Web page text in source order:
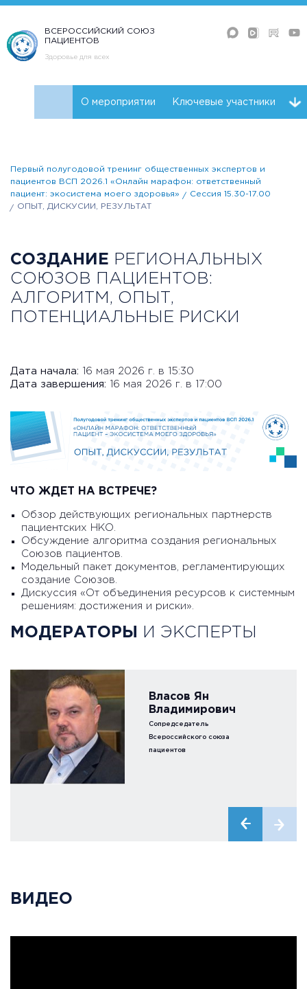
ВСЕРОССИЙСКИЙ СОЮЗ
ПАЦИЕНТОВ
Здоровье для всех
О мероприятии Ключевые участники
Первый полугодовой тренинг общественных экспертов и
пациентов ВСП 2026.1 «Онлайн марафон: ответственный
пациент: экосистема моего здоровья»
Сессия 15.30-17.00
ОПЫТ, ДИСКУСИИ, РЕЗУЛЬТАТ
СОЗДАНИЕ РЕГИОНАЛЬНЫХ
СОЮЗОВ ПАЦИЕНТОВ:
АЛГОРИТМ, ОПЫТ,
ПОТЕНЦИАЛЬНЫЕ РИСКИ
Дата начала: 16 мая 2026 г. в 15:30
Дата завершения: 16 мая 2026 г. в 17:00
ЧТО ЖДЕТ НА ВСТРЕЧЕ?
Обзор действующих региональных партнерств
пациентских НКО.
Обсуждение алгоритма создания региональных
Союзов пациентов.
Модельный пакет документов, регламентирующих
создание Союзов.
Дискуссия «От объединения ресурсов к системным
решениям: достижения и риски».
МОДЕРАТОРЫ И ЭКСПЕРТЫ
Власов Ян
Владимирович
Сопредседатель
Всероссийского союза
пациентов
ВИДЕО